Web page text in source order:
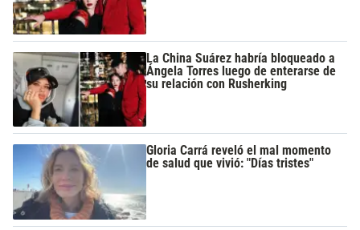
La China Suárez habría bloqueado a
Ángela Torres luego de enterarse de
su relación con Rusherking
Gloria Carrá reveló el mal momento
de salud que vivió: "Días tristes"